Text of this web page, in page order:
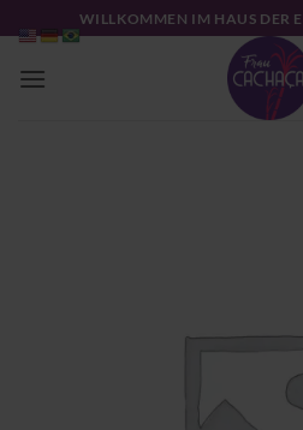
Inhalt
springen
WILLKOMMEN IM HAUS DER